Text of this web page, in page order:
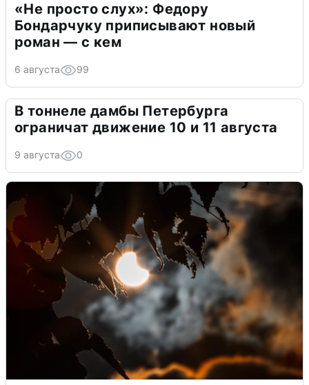
«Не просто слух»: Федору
Бондарчуку приписывают новый
роман — с кем
6 августа 99
В тоннеле дамбы Петербурга
ограничат движение 10 и 11 августа
9 августа 0